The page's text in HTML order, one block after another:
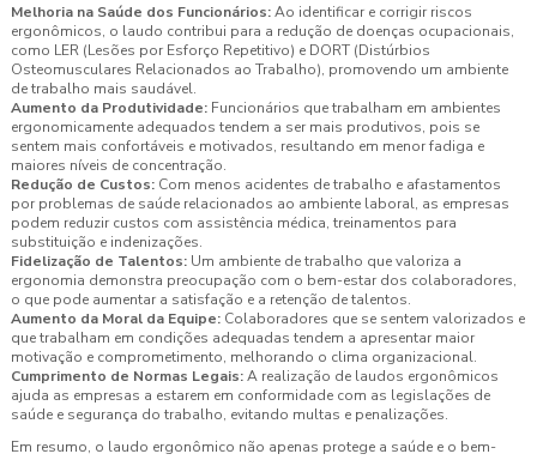
Melhoria na Saúde dos Funcionários:Ao identificar e corrigir riscos
ergonômicos, o laudo contribui para a redução de doenças ocupacionais,
como LER (Lesões por Esforço Repetitivo) e DORT (Distúrbios
Osteomusculares Relacionados ao Trabalho), promovendo um ambiente
de trabalho mais saudável.
Aumento da Produtividade: Funcionários que trabalham em ambientes
ergonomicamente adequados tendem a ser mais produtivos, pois se
sentem mais confortáveis e motivados, resultando em menor fadiga e
maiores níveis de concentração.
Redução de Custos: Com menos acidentes de trabalho e afastamentos
por problemas de saúde relacionados ao ambiente laboral, as empresas
podem reduzir custos com assistência médica, treinamentos para
substituição e indenizações.
Fidelização de Talentos: Um ambiente de trabalho que valoriza a
ergonomia demonstra preocupação com o bem-estar dos colaboradores,
o que pode aumentar a satisfação e a retenção de talentos.
Aumento da Moral da Equipe: Colaboradores que se sentem valorizados e
que trabalham em condições adequadas tendem a apresentar maior
motivação e comprometimento, melhorando o clima organizacional.
Cumprimento de Normas Legais:A realização de laudos ergonômicos
ajuda as empresas a estarem em conformidade com as legislações de
saúde e segurança do trabalho, evitando multas e penalizações.
Em resumo, o laudo ergonômico não apenas protege a saúde e o bem-